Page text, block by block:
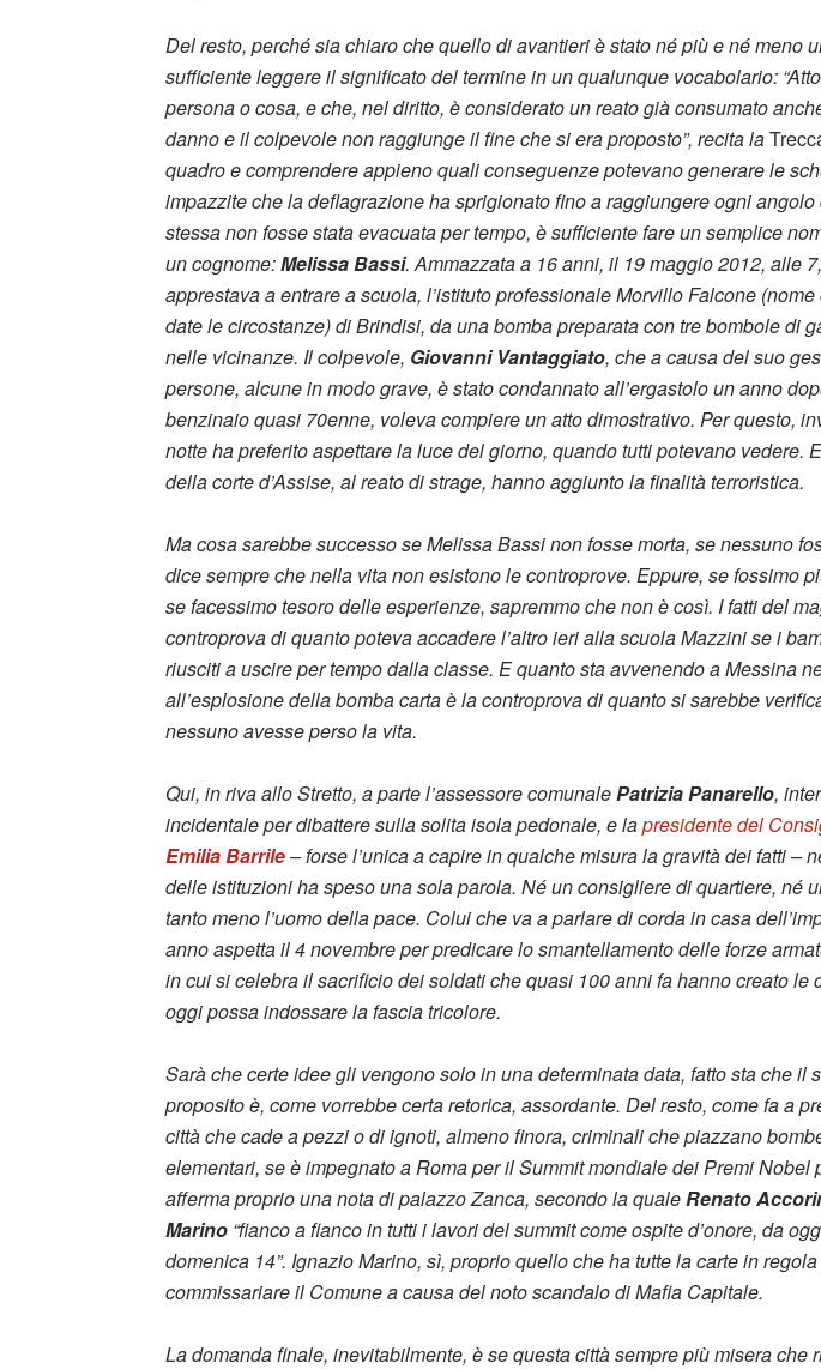
Del resto, perché sia chiaro che quello di avantieri è stato né più e né meno
sufficiente leggere il significato del termine in un qualunque vocabolario:
persona o cosa, e che, nel diritto, è considerato un reato già consumato
danno e il colpevole non raggiunge il fine che si era proposto”, recita la
quadro e comprendere appieno quali conseguenze potevano generare le
impazzite che la deflagrazione ha sprigionato fino a raggiungere ogni angolo
stessa non fosse stata evacuata per tempo, è sufficiente fare un semplice
un cognome:Melissa Bassi. Ammazzata a 16 anni, il 19 maggio 2012, alle
apprestava a entrare a scuola, l’istituto professionale Morvillo Falcone
date le circostanze) di Brindisi, da una bomba preparata con tre bombole di
nelle vicinanze. Il colpevole, Giovanni Vantaggiato, che a causa del suo
persone, alcune in modo grave, è stato condannato all’ergastolo un anno
benzinaio quasi 70enne, voleva compiere un atto dimostrativo. Per questo,
notte ha preferito aspettare la luce del giorno, quando tutti potevano vedere.
della corte d’Assise, al reato di strage, hanno aggiunto la finalità terroristica.
Ma cosa sarebbe successo se Melissa Bassi non fosse morta, se nessuno
dice sempre che nella vita non esistono le controprove. Eppure, se fossimo
se facessimo tesoro delle esperienze, sapremmo che non è così. I fatti del
controprova di quanto poteva accadere l’altro ieri alla scuola Mazzini se i
riusciti a uscire per tempo dalla classe. E quanto sta avvenendo a Messina
all’esplosione della bomba carta è la controprova di quanto si sarebbe
nessuno avesse perso la vita.
Qui, in riva allo Stretto, a parte l’assessore comunalePatrizia Panarello,
incidentale per dibattere sulla solita isola pedonale, e lapresidente del
Emilia Barrile– forse l’unica a capire in qualche misura la gravità dei fatti –
delle istituzioni ha speso una sola parola. Né un consigliere di quartiere, né
tanto meno l’uomo della pace. Colui che va a parlare di corda in casa
anno aspetta il 4 novembre per predicare lo smantellamento delle forze
in cui si celebra il sacrificio dei soldati che quasi 100 anni fa hanno creato le
oggi possa indossare la fascia tricolore.
Sarà che certe idee gli vengono solo in una determinata data, fatto sta che il
proposito è, come vorrebbe certa retorica, assordante. Del resto, come fa a
città che cade a pezzi o di ignoti, almeno finora, criminali che piazzano
elementari, se è impegnato a Roma per il Summit mondiale dei Premi Nobel
afferma proprio una nota di palazzo Zanca, secondo la quale Renato
Marino “fianco a fianco in tutti i lavori del summit come ospite d’onore, da
domenica 14”. Ignazio Marino, sì, proprio quello che ha tutte la carte in
commissariare il Comune a causa del noto scandalo di Mafia Capitale.
La domanda finale, inevitabilmente, è se questa città sempre più misera che